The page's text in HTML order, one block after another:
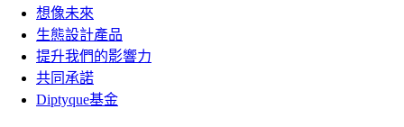
想像未來
生態設計產品
提升我們的影響力
共同承諾
Diptyque基金